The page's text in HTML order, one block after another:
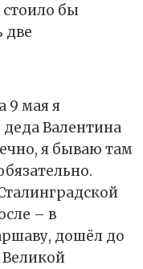
бы
две
9 мая я
Валентина
я бываю там
– в
дошёл до